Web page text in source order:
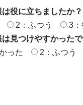
役に立ちましたか？
2：ふつう
3：
見つけやすかった
った
2：ふつう